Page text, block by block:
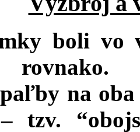
boli vo
rovnako.
na
tzv.